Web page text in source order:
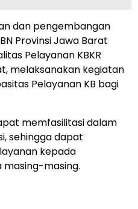
dan pengembangan
Provinsi Jawa Barat
Pelayanan KBKR
melaksanakan kegiatan
Pelayanan KB bagi
memfasilitasi dalam
sehingga dapat
kepada
masing.